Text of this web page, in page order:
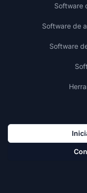
Software
Software de
Software